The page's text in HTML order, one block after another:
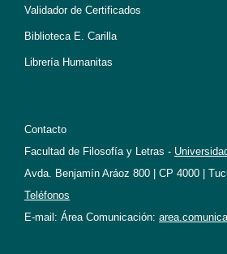
Validador de Certificados
Biblioteca E. Carilla
Librería Humanitas
Contacto
Facultad de Filosofía y Letras -
Avda. Benjamín Aráoz 800 | CP 4000 |
Teléfonos
E-mail: Área Comunicación: